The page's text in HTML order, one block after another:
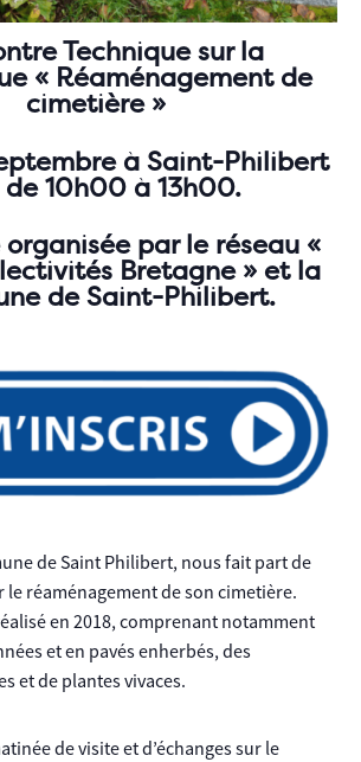
Technique sur la
« Réaménagement de
cimetière »
à Saint-Philibert
de 10h00 à 13h00.
organisée par le réseau «
Bretagne » et la
de Saint-Philibert.
de Saint Philibert, nous fait part de
le réaménagement de son cimetière.
en 2018, comprenant notamment
et en pavés enherbés, des
et de plantes vivaces.
de visite et d’échanges sur le